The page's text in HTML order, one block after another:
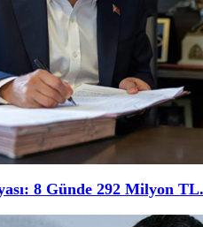
8 Günde 292 Milyon